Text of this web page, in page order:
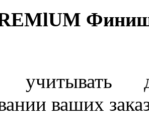
учитывать
ваших